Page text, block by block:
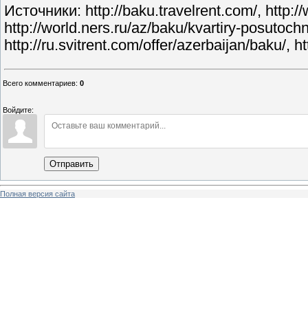
Источники: http://baku.travelrent.com/,
http://world.ners.ru/az/baku/kvartiry-
http://ru.svitrent.com/offer/azerbaijan/baku/,
Всего комментариев: 0
Войдите:
Отправить
Полная версия сайта